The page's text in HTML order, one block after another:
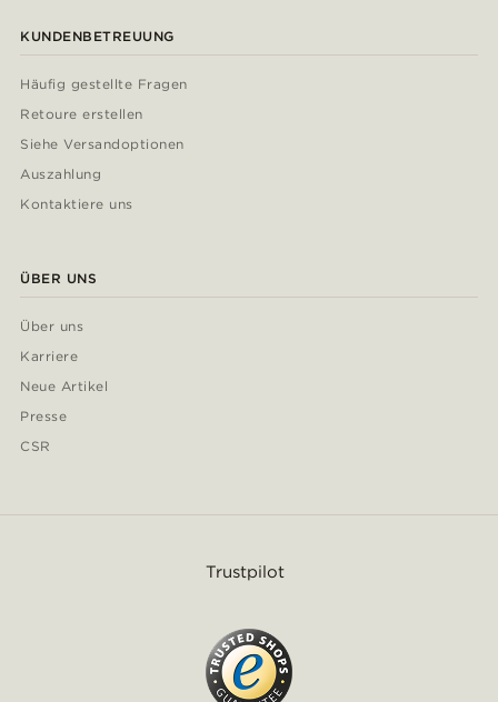
KUNDENBETREUUNG
Häufig gestellte Fragen
Retoure erstellen
Siehe Versandoptionen
Auszahlung
Kontaktiere uns
ÜBER UNS
Über uns
Karriere
Neue Artikel
Presse
CSR
Trustpilot